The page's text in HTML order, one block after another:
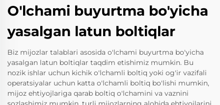
O'lchami buyurtma bo'yicha
yasalgan latun boltiqlar
Biz mijozlar talablari asosida o'lchami buyurtma bo'yicha
yasalgan latun boltiqlar taqdim etishimiz mumkin. Bu
nozik ishlar uchun kichik o'lchamli boltiq yoki og'ir vazifali
operatsiyalar uchun katta o'lchamli boltiq bo'lishi mumkin,
mijoz ehtiyojlariga qarab boltiq o'lchamini va vaznini